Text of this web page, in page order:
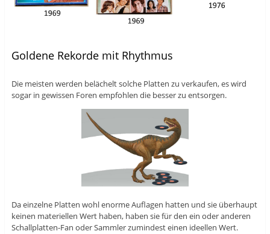
Goldene Rekorde mit Rhythmus
Die meisten werden belächelt solche Platten zu verkaufen, es wird
sogar in gewissen Foren empfohlen die besser zu entsorgen.
Da einzelne Platten wohl enorme Auflagen hatten und sie überhaupt
keinen materiellen Wert haben, haben sie für den ein oder anderen
Schallplatten-Fan oder Sammler zumindest einen ideellen Wert.